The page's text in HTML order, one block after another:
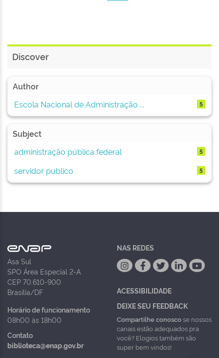
Discover
Author
Escola Nacional de Administração ...
5
Subject
administração pública federal
5
servidor publico 5
Asa Sul
SPO Área Especial 2-A
CEP 70.610-900
Brasília/DF
Horário de funcionamento
08h00 às 18h00
Contato
biblioteca@enap.gov.br
NAS REDES
ACESSIBILIDADE
DEIXE SEU FEEDBACK
Compartilhe conoscose nossos
canais estão adequados pra
você? Elogios também são
super bem vindos!